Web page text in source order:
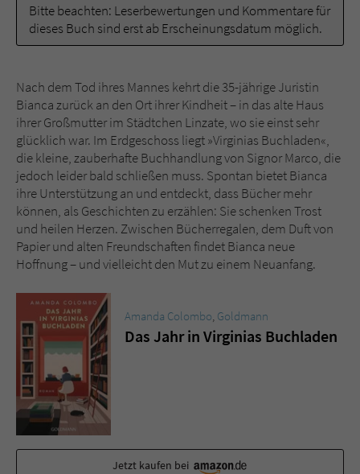
Bitte beachten: Leserbewertungen und Kommentare für
dieses Buch sind erst ab Erscheinungsdatum möglich.
Nach dem Tod ihres Mannes kehrt die 35-jährige Juristin
Bianca zurück an den Ort ihrer Kindheit – in das alte Haus
ihrer Großmutter im Städtchen Linzate, wo sie einst sehr
glücklich war. Im Erdgeschoss liegt »Virginias Buchladen«,
die kleine, zauberhafte Buchhandlung von Signor Marco, die
jedoch leider bald schließen muss. Spontan bietet Bianca
ihre Unterstützung an und entdeckt, dass Bücher mehr
können, als Geschichten zu erzählen: Sie schenken Trost
und heilen Herzen. Zwischen Bücherregalen, dem Duft von
Papier und alten Freundschaften findet Bianca neue
Hoffnung – und vielleicht den Mut zu einem Neuanfang.
Amanda Colombo, Goldmann
Das Jahr in Virginias Buchladen
Jetzt kaufen bei
Laufzeit 1 Jahr
Zweck Cookie für Kommentare einzelner Buchtitel
Name fe_typo_user
Anbieter Literatur-Couch Medien GmbH & Co. KG
Laufzeit
Zweck
Dieses Cookie gewährleistet die
Kommunikation der Webseite mit dem
Benutzer. Es wird benötigt um z. B. den